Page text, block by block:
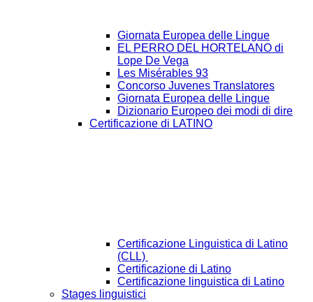
Giornata Europea delle Lingue
EL PERRO DEL HORTELANO di
Lope De Vega
Les Misérables 93
Concorso Juvenes Translatores
Giornata Europea delle Lingue
Dizionario Europeo dei modi di dire
Certificazione di LATINO
Certificazione Linguistica di Latino
(CLL)
Certificazione di Latino
Certificazione linguistica di Latino
Stages linguistici